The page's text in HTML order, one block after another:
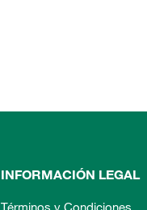
INFORMACIÓN LEGAL
Términos y Condiciones